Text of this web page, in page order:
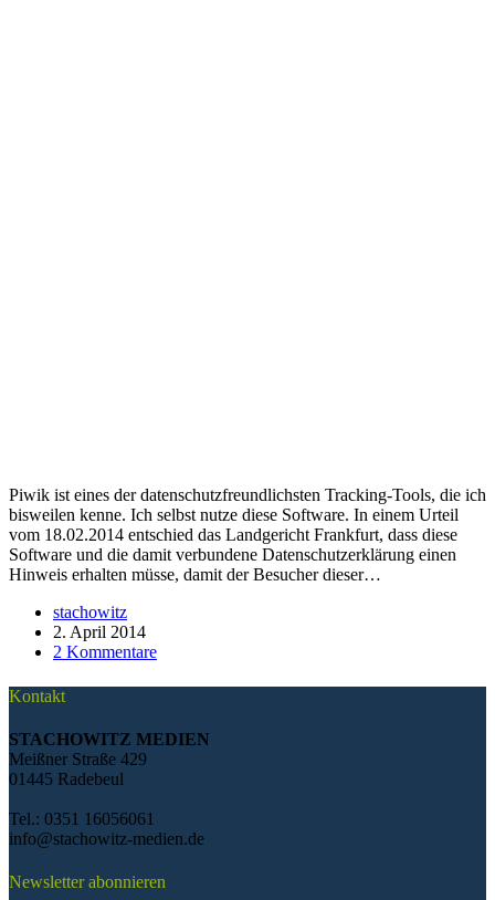
Piwik ist eines der datenschutzfreundlichsten Tracking-Tools, die ich
bisweilen kenne. Ich selbst nutze diese Software. In einem Urteil
vom 18.02.2014 entschied das Landgericht Frankfurt, dass diese
Software und die damit verbundene Datenschutzerklärung einen
Hinweis erhalten müsse, damit der Besucher dieser…
stachowitz
2. April 2014
2 Kommentare
Kontakt
STACHOWITZ MEDIEN
Meißner Straße 429
01445 Radebeul
Tel.: 0351 16056061
info@stachowitz-medien.de
Newsletter abonnieren